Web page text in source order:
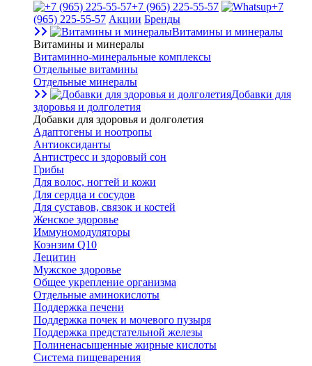
+7 (965) 225-55-57
+7
(965) 225-55-57 Акции Бренды
Витамины и минералы
Витамины и минералы
Витаминно-минеральные комплексы
Отдельные витамины
Отдельные минералы
Добавки для
здоровья и долголетия
Добавки для здоровья и долголетия
Адаптогены и ноотропы
Антиоксиданты
Антистресс и здоровый сон
Грибы
Для волос, ногтей и кожи
Для сердца и сосудов
Для суставов, связок и костей
Женское здоровье
Иммуномодуляторы
Коэнзим Q10
Лецитин
Мужское здоровье
Общее укрепление организма
Отдельные аминокислоты
Поддержка печени
Поддержка почек и мочевого пузыря
Поддержка предстательной железы
Полиненасыщенные жирные кислоты
Система пищеварения